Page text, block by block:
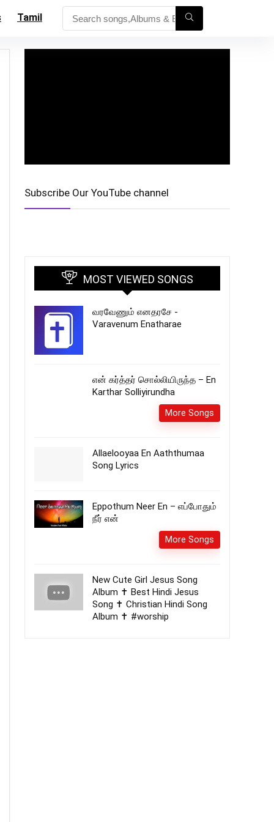
Tamil
Subscribe Our YouTube channel
MOST VIEWED SONGS
வரவேணும் எனதரசே -
Varavenum Enatharae
என் கர்த்தர் சொல்லியிருந்த – En
Karthar Solliyirundha
More Songs
Allaelooyaa En Aaththumaa
Song Lyrics
Eppothum Neer En – எப்போதும்
நீர் என்
More Songs
New Cute Girl Jesus Song
Album ✝️ Best Hindi Jesus
Song ✝️ Christian Hindi Song
Album ✝️ ‎‎#worship